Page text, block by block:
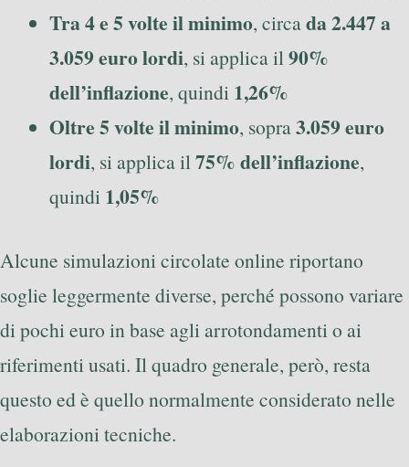
Tra 4 e 5 volte il minimo, circada 2.447 a
3.059 euro lordi, si applica il 90%
dell’inflazione, quindi 1,26%
Oltre 5 volte il minimo, sopra3.059 euro
lordi, si applica il 75% dell’inflazione,
quindi 1,05%
Alcune simulazioni circolate online riportano
soglie leggermente diverse, perché possono variare
di pochi euro in base agli arrotondamenti o ai
riferimenti usati. Il quadro generale, però, resta
questo ed è quello normalmente considerato nelle
elaborazioni tecniche.